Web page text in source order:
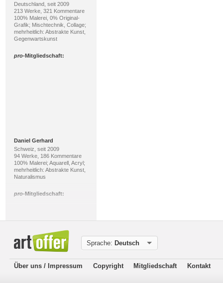
Deutschland, seit 2009
213 Werke, 321 Kommentare
100% Malerei, 0% Original-
Grafik; Mischtechnik, Collage;
mehrheitlich: Abstrakte Kunst,
Gegenwartskunst
pro-Mitgliedschaft:
Daniel Gerhard
Schweiz, seit 2009
94 Werke, 186 Kommentare
100% Malerei; Aquarell, Acryl;
mehrheitlich: Abstrakte Kunst,
Naturalismus
pro-Mitgliedschaft:
Sprache: Deutsch
Über uns / Impressum Copyright Mitgliedschaft Kontakt